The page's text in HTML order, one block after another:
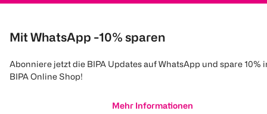
Mit WhatsApp -10% sparen
Abonniere jetzt die BIPA Updates auf WhatsApp und spare 10%
BIPA Online Shop!
Mehr Informationen